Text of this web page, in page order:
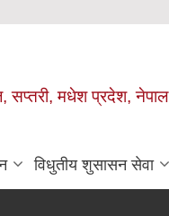
सप्तरी, मधेश प्रदेश, नेपाल
विधुतीय शुसासन सेवा